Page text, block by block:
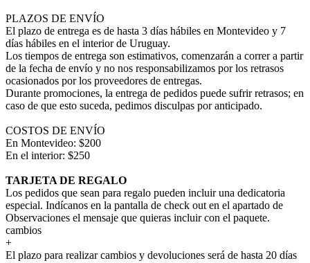
PLAZOS DE ENVÍO
El plazo de entrega es de hasta 3 días hábiles en Montevideo y 7
días hábiles en el interior de Uruguay.
Los tiempos de entrega son estimativos, comenzarán a correr a partir
de la fecha de envío y no nos responsabilizamos por los retrasos
ocasionados por los proveedores de entregas.
Durante promociones, la entrega de pedidos puede sufrir retrasos; en
caso de que esto suceda, pedimos disculpas por anticipado.
COSTOS DE ENVÍO
En Montevideo: $200
En el interior: $250
TARJETA DE REGALO
Los pedidos que sean para regalo pueden incluir una dedicatoria
especial. Indícanos en la pantalla de check out en el apartado de
Observaciones el mensaje que quieras incluir con el paquete.
cambios
+
El plazo para realizar cambios y devoluciones será de hasta 20 días